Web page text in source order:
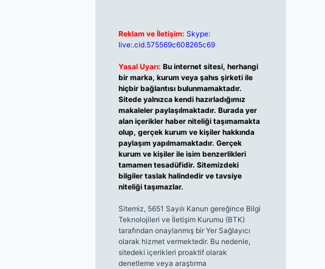
Reklam ve İletişim: Skype:
live:.cid.575569c608265c69
Yasal Uyarı: Bu internet sitesi, herhangi
bir marka, kurum veya şahıs şirketi ile
hiçbir bağlantısı bulunmamaktadır.
Sitede yalnızca kendi hazırladığımız
makaleler paylaşılmaktadır. Burada yer
alan içerikler haber niteliği taşımamakta
olup, gerçek kurum ve kişiler hakkında
paylaşım yapılmamaktadır. Gerçek
kurum ve kişiler ile isim benzerlikleri
tamamen tesadüfidir. Sitemizdeki
bilgiler taslak halindedir ve tavsiye
niteliği taşımazlar.
Sitemiz, 5651 Sayılı Kanun gereğince Bilgi
Teknolojileri ve İletişim Kurumu (BTK)
tarafından onaylanmış bir Yer Sağlayıcı
olarak hizmet vermektedir. Bu nedenle,
sitedeki içerikleri proaktif olarak
denetleme veya araştırma